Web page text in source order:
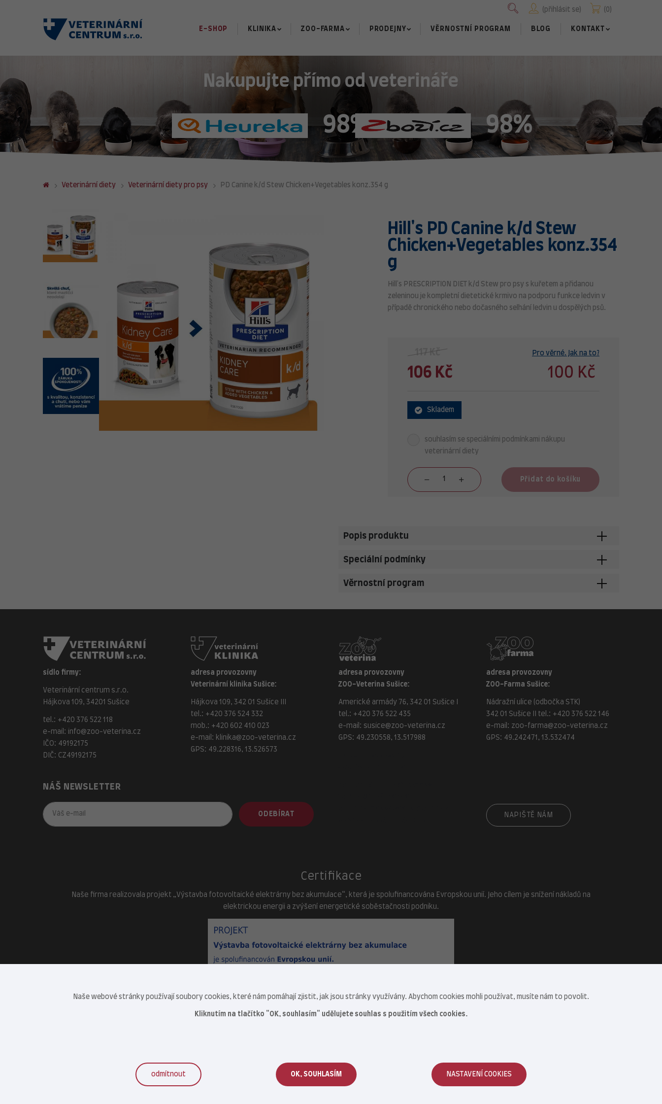
0
přihlásit se
E-SHOP KLINIKA ZOO-FARMA PRODEJNY VĚRNOSTNÍ PROGRAM BLOG KONTAKT
Nakupujte přímo od veterináře
98% 98%
Veterinární diety Veterinární diety pro psy PD Canine k/d Stew Chicken+Vegetables konz.354 g
Hill's PD Canine k/d Stew
Chicken+Vegetables konz.354
g
Hill's PRESCRIPTION DIET
k/d Stew pro psy s kuřetem a přidanou
zeleninou je kompletní dietetické krmivo na podporu funkce ledvin v
případě chronického nebo dočasného selhání ledvin u dospělých psů.
117 Kč Pro věrné. Jak na to?
106 Kč 100 Kč
Skladem
souhlasím se speciálními podmínkami nákupu
veterinární diety
Přidat do košíku
Popis produktu
Speciální podmínky
Věrnostní program
sídlo firmy:
Veterinární centrum s.r.o.
Hájkova 109, 34201 Sušice
tel.: +420 376 522 118
e-mail:
info@zoo-veterina.cz
IČO: 49192175
DIČ: CZ49192175
adresa provozovny
Veterinární klinika Sušice:
Hájkova 109, 342 01 Sušice III
tel.: +420 376 524 332
mob.: +420 602 410 023
e-mail: klinika@zoo-veterina.cz
GPS: 49.228316, 13.526573
NÁŠ NEWSLETTER
ODEBÍRAT
adresa provozovny
ZOO-Veterina Sušice:
Americké armády 76, 342 01 Sušice I
tel.: +420 376 522 435
e-mail: susice@zoo-veterina.cz
GPS: 49.230558, 13.517988
adresa provozovny
ZOO-Farma Sušice:
Nádražní ulice (odbočka STK)
342 01 Sušice II tel.: +420 376 522 146
e-mail: zoo-farma@zoo-veterina.cz
GPS: 49.242471, 13.532474
NAPIŠTĚ NÁM
Certifikace
Naše firma realizovala projekt „Výstavba fotovoltaické elektrárny bez akumulace“, která je spolufinancována Evropskou unií. Jeho cílem je snížení nákladů na
elektrickou energii a zvýšení energetické soběstačnosti podniku.
Naše webové stránky používají soubory cookies, které nám pomáhají zjistit, jak jsou stránky využívány. Abychom cookies mohli používat, musíte nám to povolit.
Kliknutím na tlačítko "OK, souhlasím" udělujete souhlas s použitím všech cookies.
odmítnout OK, SOUHLASÍM NASTAVENÍ COOKIES